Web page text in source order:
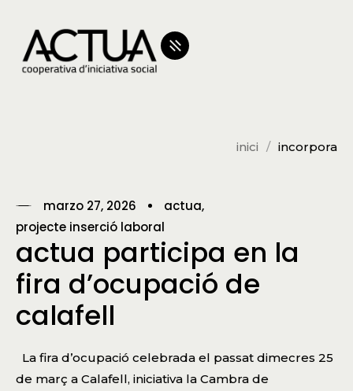
inici incorpora
marzo 27, 2026
actua
projecte inserció laboral
actua participa en la
fira d’ocupació de
calafell
La fira d’ocupació celebrada el passat dimecres 25
de març a Calafell, iniciativa la Cambra de